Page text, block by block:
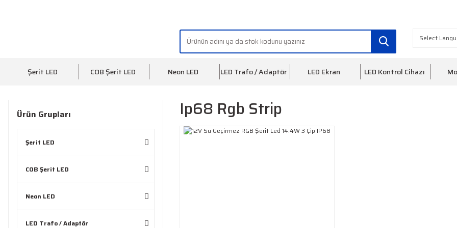
Şerit LED COB Şerit LED Neon LED LED Trafo / Adaptör LED Ekran LED Kontrol Cihazı
Ürün Grupları
Şerit LED
COB Şerit LED
Neon LED
LED Trafo / Adaptör
Ip68 Rgb Strip